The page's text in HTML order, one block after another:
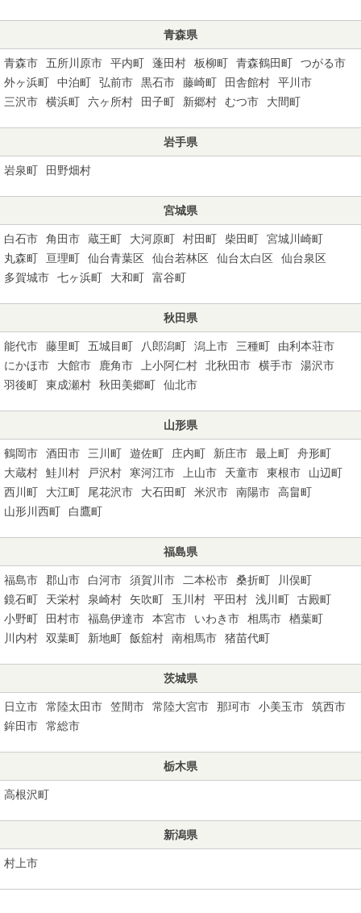
青森県
青森市 五所川原市 平内町 蓬田村 板柳町 青森鶴田町
つがる市
外ヶ浜町
中泊町 弘前市 黒石市 藤崎町 田舎館村
平川市
三沢市
横浜町 六ヶ所村 田子町 新郷村 むつ市 大間町
岩手県
岩泉町 田野畑村
宮城県
白石市 角田市 蔵王町 大河原町 村田町 柴田町
宮城川崎町
丸森町
亘理町 仙台青葉区 仙台若林区 仙台太白区
仙台泉区
多賀城市
七ヶ浜町 大和町 富谷町
秋田県
能代市 藤里町 五城目町 八郎潟町 潟上市 三種町
由利本荘市
にかほ市
大館市 鹿角市 上小阿仁村 北秋田市 横手市
湯沢市
羽後町
東成瀬村 秋田美郷町 仙北市
山形県
鶴岡市 酒田市 三川町 遊佐町 庄内町 新庄市 最上町
舟形町
大蔵村
鮭川村 戸沢村 寒河江市 上山市 天童市 東根市
山辺町
西川町
大江町 尾花沢市 大石田町 米沢市 南陽市
高畠町
山形川西町
白鷹町
福島県
福島市 郡山市 白河市 須賀川市 二本松市 桑折町
川俣町
鏡石町
天栄村 泉崎村 矢吹町 玉川村 平田村 浅川町
古殿町
小野町
田村市 福島伊達市 本宮市 いわき市 相馬市
楢葉町
川内村
双葉町 新地町 飯舘村 南相馬市 猪苗代町
茨城県
日立市 常陸太田市 笠間市 常陸大宮市 那珂市 小美玉市
筑西市
鉾田市
常総市
栃木県
高根沢町
新潟県
村上市